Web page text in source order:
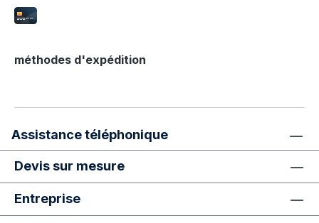
méthodes d'expédition
Assistance téléphonique
Devis sur mesure
Entreprise